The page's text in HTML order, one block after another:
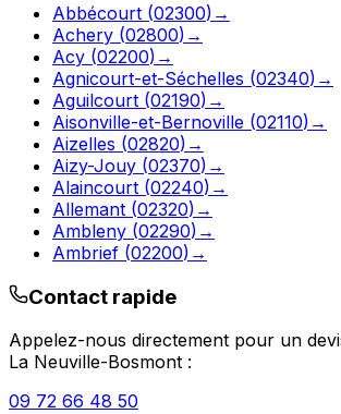
Abbécourt (02300) →
Achery (02800) →
Acy (02200) →
Agnicourt-et-Séchelles (02340) →
Aguilcourt (02190) →
Aisonville-et-Bernoville (02110) →
Aizelles (02820) →
Aizy-Jouy (02370) →
Alaincourt (02240) →
Allemant (02320) →
Ambleny (02290) →
Ambrief (02200) →
Contact rapide
Appelez-nous directement pour un
La Neuville-Bosmont :
09 72 66 48 50